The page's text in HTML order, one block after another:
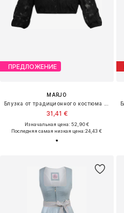
ПРЕДЛОЖЕНИЕ
MARJO
31,41 €
Изначальная цена: 52,90 €
Последняя самая низкая цена:24,43 €